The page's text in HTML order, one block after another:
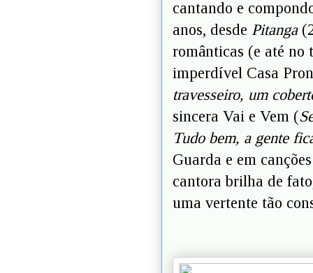
cantando e
anos, desde Pitanga
românticas (e até no
imperdível Casa
travesseiro, um
sincera Vai e Vem (
Tudo bem, a gente
Guarda e em
cantora brilha de
uma vertente tão